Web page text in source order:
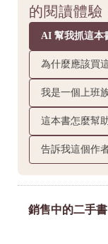
的閱讀體驗
AI 幫我抓這本
為什麼應該買
我是一個上班
這本書怎麼幫
告訴我這個作
銷售中的二手書